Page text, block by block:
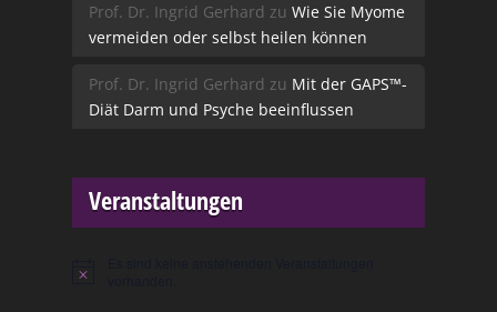
Prof. Dr. Ingrid Gerhard zu Wie Sie Myome
vermeiden oder selbst heilen können
Prof. Dr. Ingrid Gerhard zu Mit der GAPS™-
Diät Darm und Psyche beeinflussen
Veranstaltungen
Hinweis